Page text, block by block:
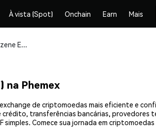
À vista (Spot) Onchain Earn Mais
Compre e armazene ETF The Token (ETF) com segurança
na Phemex
de criptomoedas mais eficiente e
transferências bancárias, provedores
simples. Comece sua jornada em